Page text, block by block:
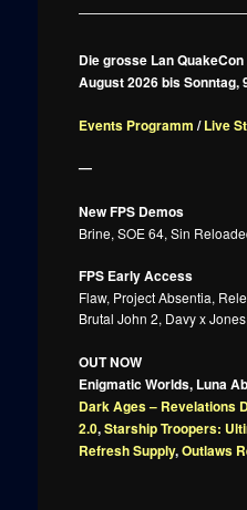
Die grosse Lan
August 2026 bis Sonntag,
Events Programm /Live
—
New FPS Demos
Brine, SOE 64, Sin
FPS Early Access
Flaw, Project Absentia,
Brutal John 2, Davy x
OUT NOW
Enigmatic Worlds, Luna
Dark Ages – Revelations
2.0,Starship Troopers:
Refresh Supply,Outlaws